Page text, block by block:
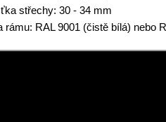
střechy: 30 - 34 mm
rámu: RAL 9001 (čistě bílá) nebo